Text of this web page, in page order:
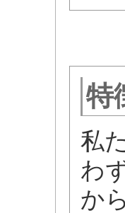
特
私
わ
か